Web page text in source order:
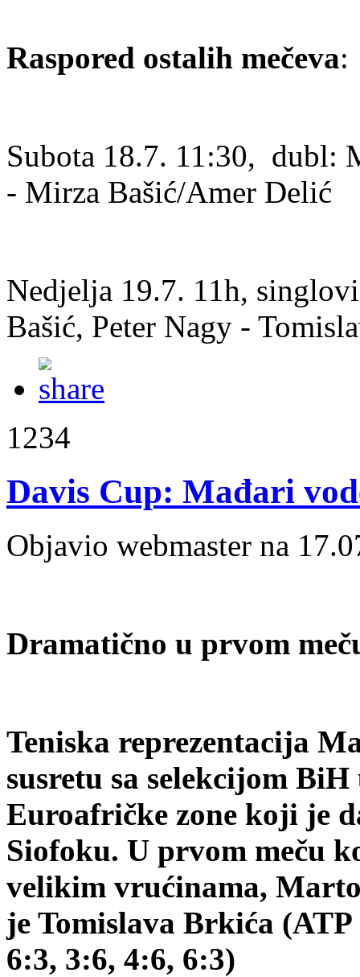
Raspored ostalih mečeva:
Subota 18.7. 11:30, dubl:
- Mirza Bašić/Amer Delić
Nedjelja 19.7. 11h,
Bašić, Peter Nagy -
1234
Davis Cup: Mađari
Objavio webmaster na
Dramatično u prvom
Teniska reprezentacija
susretu sa selekcijom
Euroafričke zone koji je
Siofoku. U prvom meču
velikim vrućinama,
je Tomislava Brkića (ATP
6:3, 3:6, 4:6, 6:3)